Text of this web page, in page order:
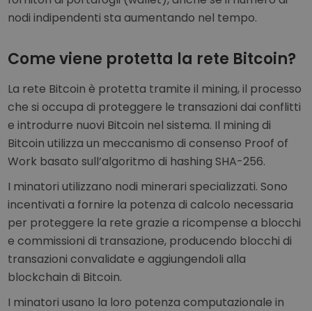
nodi indipendenti sta aumentando nel tempo.
Come viene protetta la rete Bitcoin?
La rete Bitcoin è protetta tramite il mining, il processo
che si occupa di proteggere le transazioni dai conflitti
e introdurre nuovi Bitcoin nel sistema. Il mining di
Bitcoin utilizza un meccanismo di consenso Proof of
Work basato sull’algoritmo di hashing SHA-256.
I minatori utilizzano nodi minerari specializzati. Sono
incentivati a fornire la potenza di calcolo necessaria
per proteggere la rete grazie a ricompense a blocchi
e commissioni di transazione, producendo blocchi di
transazioni convalidate e aggiungendoli alla
blockchain di Bitcoin.
I minatori usano la loro potenza computazionale in